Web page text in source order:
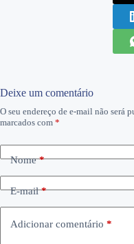
Deixe um comentário
O seu endereço de e-mail não será
marcados com *
Nome*
E-mail*
Adicionar comentário *